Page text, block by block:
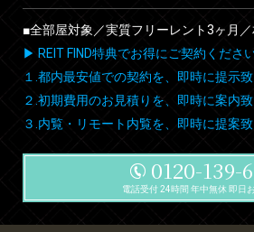
■全部屋対象／実質フリーレント3ヶ月
▶ REIT FIND特典でお得にご契約くださ
１.都内最安値での契約を、即時に提示致
２.初期費用のお見積りを、即時に案内致
３.内覧・リモート内覧を、即時に提案致
0120-139-
電話受付 24時間 年中無休 即日